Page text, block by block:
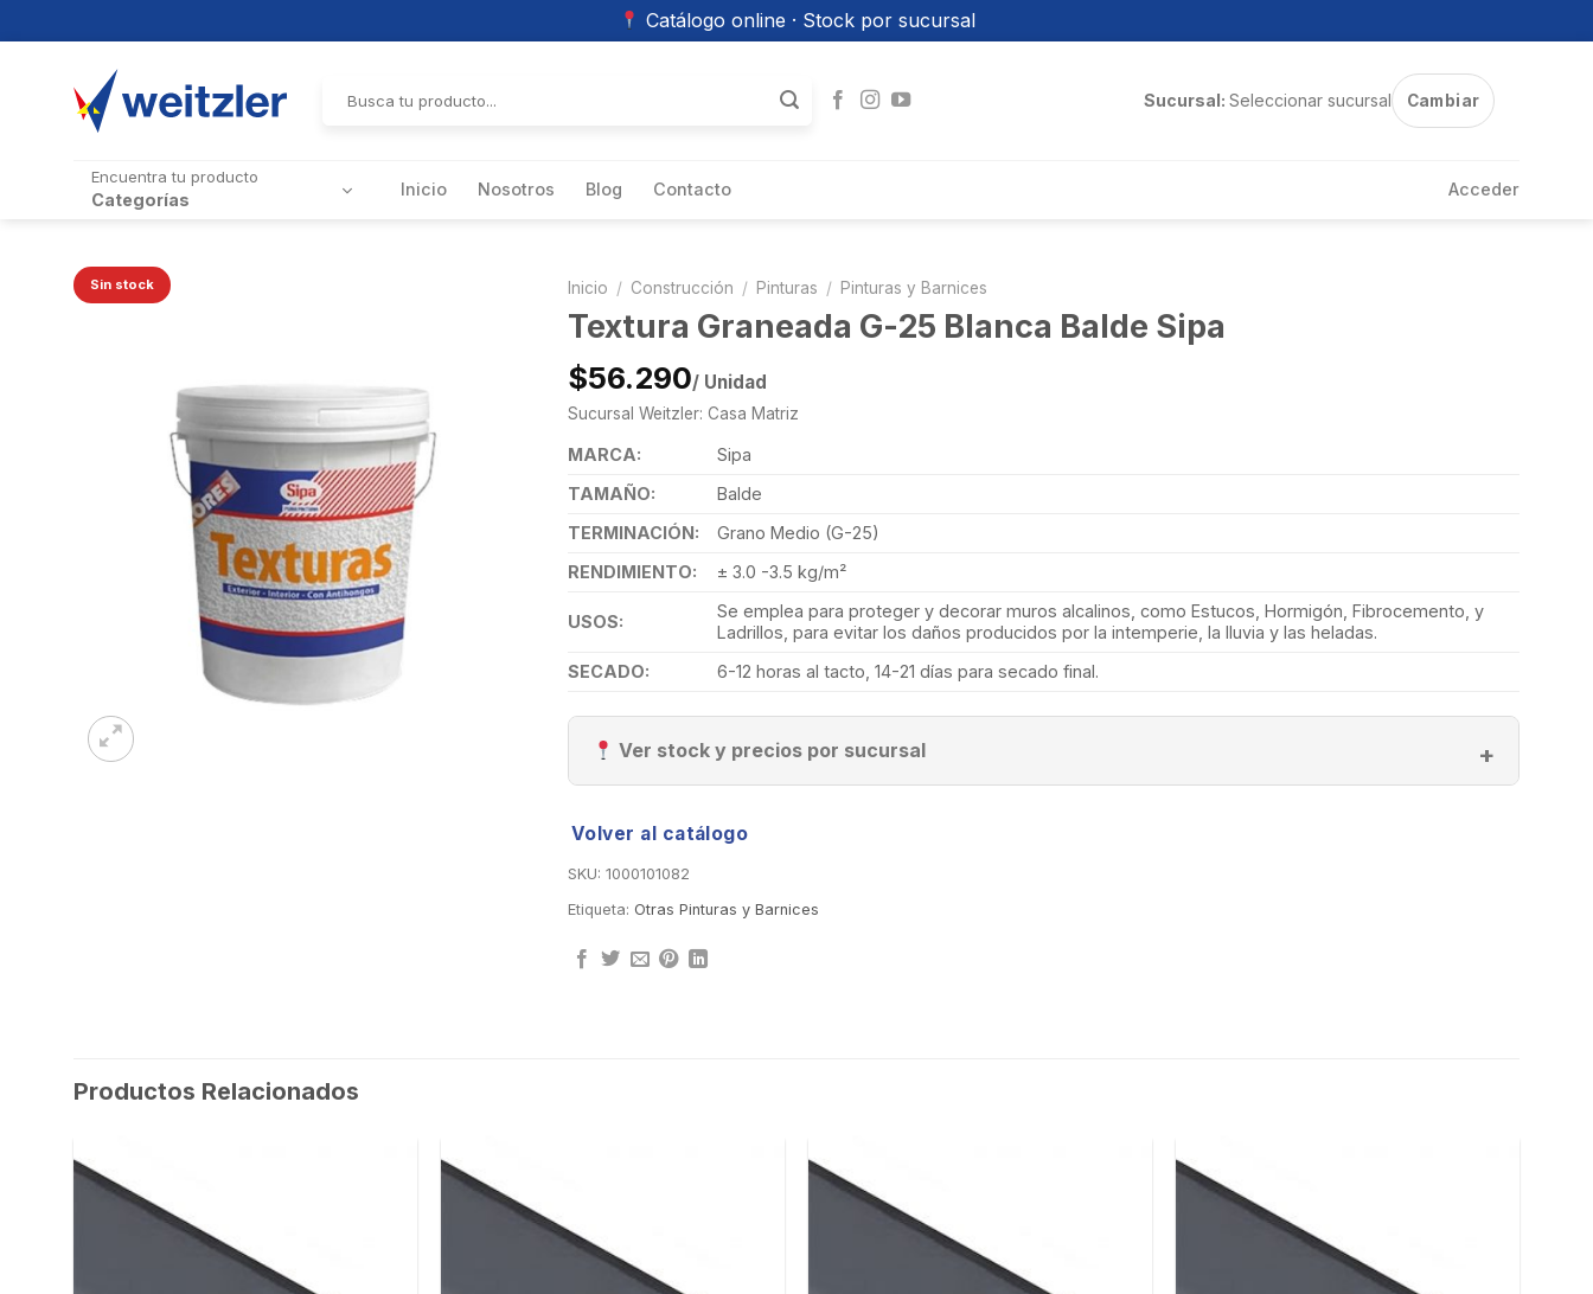
Catálogo online · Stock por sucursal
por:
Sucursal: Seleccionar sucursal Cambiar
Encuentra tu producto
Categorías Inicio Nosotros Blog Contacto Acceder
Sin stock Inicio / Construcción / Pinturas / Pinturas y Barnices
Textura Graneada G-25 Blanca Balde Sipa
$56.290/ Unidad
Sucursal Weitzler: Casa Matriz
MARCA:
Sipa
TAMAÑO:
Balde
TERMINACIÓN:
Grano Medio (G-25)
RENDIMIENTO:
± 3.0 -3.5 kg/m²
USOS:
Se emplea para proteger y decorar muros alcalinos, como Estucos, Hormigón, Fibrocemento, y
Ladrillos, para evitar los daños producidos por la intemperie, la lluvia y las heladas.
SECADO:
6-12 horas al tacto, 14-21 días para secado final.
Ver stock y precios por sucursal
Volver al catálogo
SKU: 1000101082
Etiqueta: Otras Pinturas y Barnices
Productos Relacionados